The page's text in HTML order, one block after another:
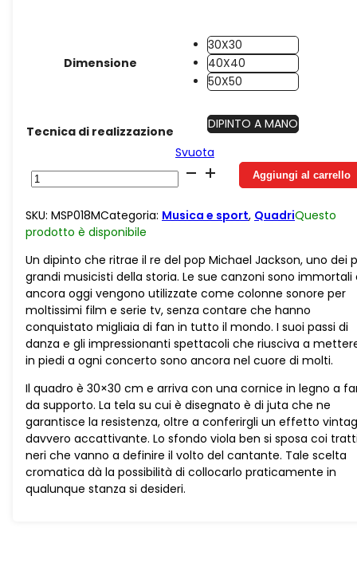
Dimensione
30X30
40X40
50X50
Tecnica di realizzazione
DIPINTO A MANO
Svuota
Juta
Piccolo
Jackson
quantità
Aggiungi al carrello
SKU: MSP018MCategoria: Musica e sport, QuadriQuesto
prodotto è disponibile
Un dipinto che ritrae il re del pop Michael Jackson, uno dei
grandi musicisti della storia. Le sue canzoni sono immortali
ancora oggi vengono utilizzate come colonne sonore per
moltissimi film e serie tv, senza contare che hanno
conquistato migliaia di fan in tutto il mondo. I suoi passi di
danza e gli impressionanti spettacoli che riusciva a
in piedi a ogni concerto sono ancora nel cuore di molti.
Il quadro è 30×30 cm e arriva con una cornice in legno a
da supporto. La tela su cui è disegnato è di juta che ne
garantisce la resistenza, oltre a conferirgli un effetto
davvero accattivante. Lo sfondo viola ben si sposa coi
neri che vanno a definire il volto del cantante. Tale scelta
cromatica dà la possibilità di collocarlo praticamente in
qualunque stanza si desideri.